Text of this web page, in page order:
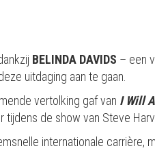
BELINDA DAVIDS – een
uitdaging aan te gaan.
vertolking gaf van I Will
tijdens de show van Steve
internationale carrière,